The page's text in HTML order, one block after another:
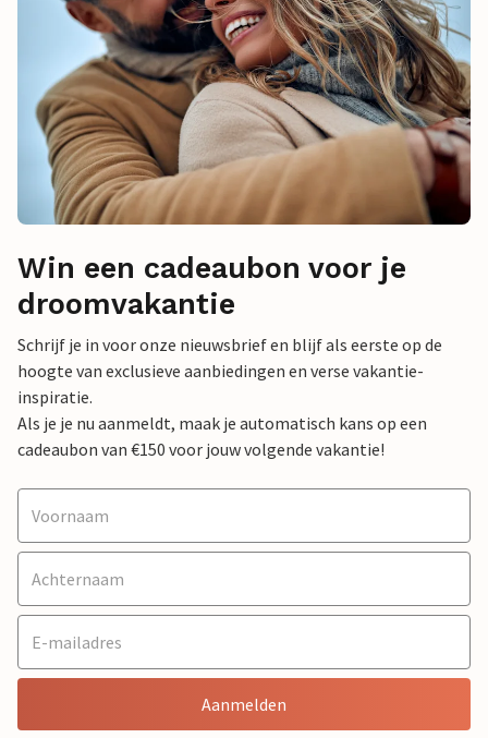
Win een cadeaubon voor je
droomvakantie
Schrijf je in voor onze nieuwsbrief en blijf als eerste op de
hoogte van exclusieve aanbiedingen en verse vakantie-
inspiratie.
Als je je nu aanmeldt, maak je automatisch kans op een
cadeaubon van €150 voor jouw volgende vakantie!
Aanmelden